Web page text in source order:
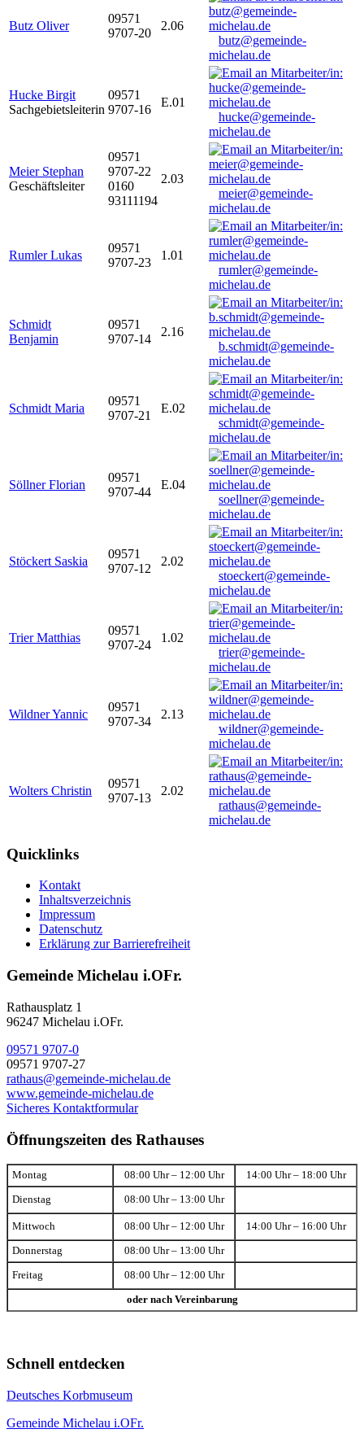
Butz Oliver
09571
9707-20
2.06
butz@gemeinde-
michelau.de
Hucke Birgit
Sachgebietsleiterin
09571
9707-16
E.01
hucke@gemeinde-
michelau.de
Meier Stephan
Geschäftsleiter
09571
9707-22
0160
93111194
2.03
meier@gemeinde-
michelau.de
Rumler Lukas
09571
9707-23
1.01
rumler@gemeinde-
michelau.de
Schmidt
Benjamin
09571
9707-14
2.16
b.schmidt@gemeinde-
michelau.de
Schmidt Maria
09571
9707-21
E.02
schmidt@gemeinde-
michelau.de
Söllner Florian
09571
9707-44
E.04
soellner@gemeinde-
michelau.de
Stöckert Saskia
09571
9707-12
2.02
stoeckert@gemeinde-
michelau.de
Trier Matthias
09571
9707-24
1.02
trier@gemeinde-
michelau.de
Wildner Yannic
09571
9707-34
2.13
wildner@gemeinde-
michelau.de
Wolters Christin
09571
9707-13
2.02
rathaus@gemeinde-
michelau.de
Quicklinks
Kontakt
Inhaltsverzeichnis
Impressum
Datenschutz
Erklärung zur Barrierefreiheit
Gemeinde Michelau i.OFr.
Rathausplatz 1
96247 Michelau i.OFr.
09571 9707-0
09571 9707-27
rathaus@gemeinde-michelau.de
www.gemeinde-michelau.de
Sicheres Kontaktformular
Öffnungszeiten des Rathauses
Montag 08:00 Uhr – 12:00 Uhr 14:00 Uhr – 18:00 Uhr
Dienstag 08:00 Uhr – 13:00 Uhr
Mittwoch 08:00 Uhr – 12:00 Uhr 14:00 Uhr – 16:00 Uhr
Donnerstag 08:00 Uhr – 13:00 Uhr
Freitag 08:00 Uhr – 12:00 Uhr
oder nach Vereinbarung
Schnell entdecken
Deutsches Korbmuseum
Gemeinde Michelau i.OFr.